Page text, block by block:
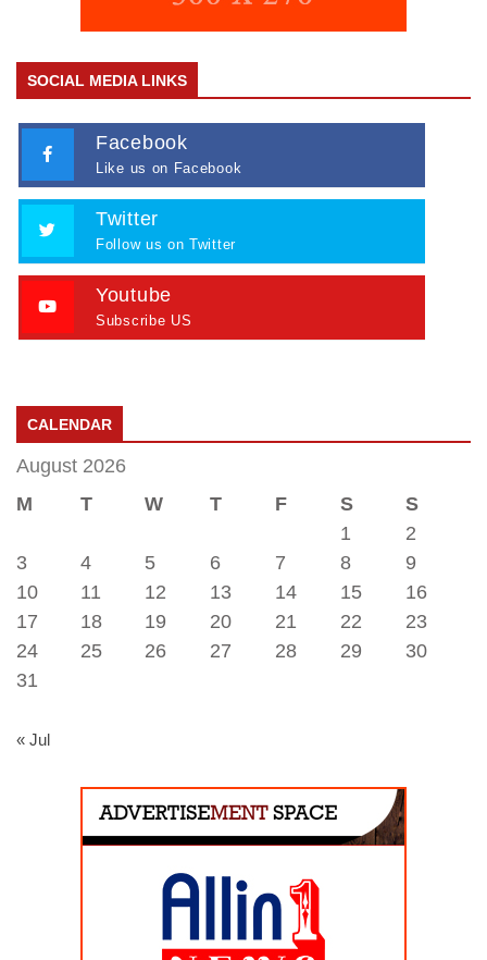
SOCIAL MEDIA LINKS
Facebook
Like us on Facebook
Twitter
Follow us on Twitter
Youtube
Subscribe US
CALENDAR
August 2026
M
T W T F S
S
1
2
3
4 5 6 7 8
9
10
11 12 13 14 15
16
17
18 19 20 21 22
23
24
25 26 27 28 29
30
31
« Jul